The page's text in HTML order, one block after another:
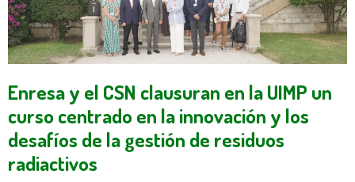
Enresa y el CSN clausuran en la UIMP un
curso centrado en la innovación y los
desafíos de la gestión de residuos
radiactivos